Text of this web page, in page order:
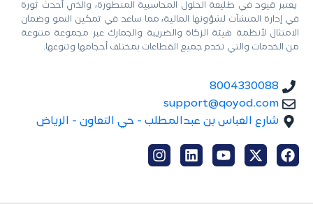
يعتبر قيود في طليعة الحلول المحاسبية المتطورة، والذي أحدث ثورة
في إدارة المنشآت لشؤونها المالية، مما ساعد في تمكين النمو وضمان
الامتثال لأنظمة هيئة الزكاة والضريبة والجمارك عبر مجموعة متنوعة
من الخدمات والتي تخدم جميع القطاعات بمختلف أحجامها وتنوعها.
8004330088
support@qoyod.com
شارع العباس بن عبدالمطلب - حي التعاون - الرياض